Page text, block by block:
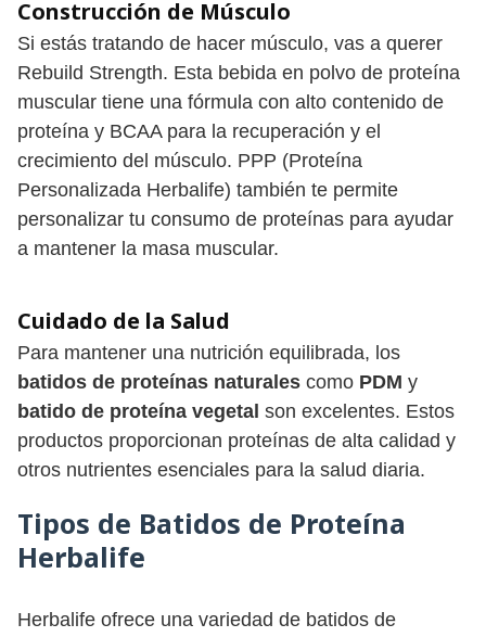
Construcción de Músculo
Si estás tratando de hacer músculo, vas a querer
Rebuild Strength. Esta bebida en polvo de proteína
muscular tiene una fórmula con alto contenido de
proteína y BCAA para la recuperación y el
crecimiento del músculo. PPP (Proteína
Personalizada Herbalife) también te permite
personalizar tu consumo de proteínas para ayudar
a mantener la masa muscular.
Cuidado de la Salud
Para mantener una nutrición equilibrada, los
batidos de proteínas naturales como PDM y
batido de proteína vegetal son excelentes. Estos
productos proporcionan proteínas de alta calidad y
otros nutrientes esenciales para la salud diaria.
Tipos de Batidos de Proteína
Herbalife
Herbalife ofrece una variedad de batidos de